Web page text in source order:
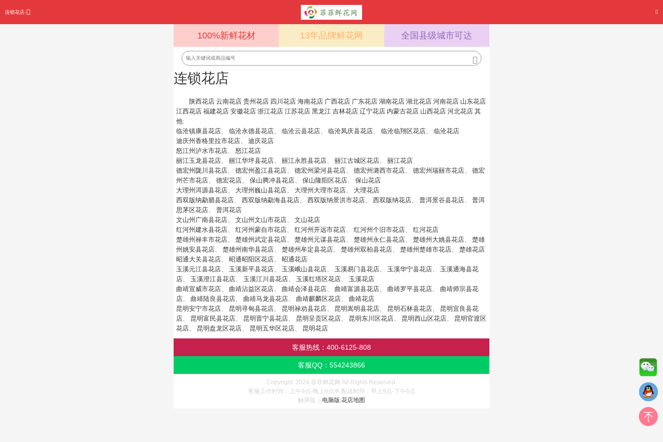
连锁花店-
100%新鲜花材 13年品牌鲜花网 全国县级城市可达
连锁花店
陕西花店 云南花店 贵州花店 四川花店 海南花店 广西花店 广东花店 湖南花店 湖北花店 河南花店 山东花店
江西花店 福建花店 安徽花店 浙江花店 江苏花店 黑龙江 吉林花店 辽宁花店 内蒙古花店 山西花店 河北花店 其
他:
临沧镇康县花店、 临沧永德县花店、 临沧云县花店、 临沧凤庆县花店、 临沧临翔区花店、 临沧花店
迪庆州香格里拉市花店、 迪庆花店
怒江州泸水市花店、 怒江花店
丽江玉龙县花店、 丽江华坪县花店、 丽江永胜县花店、 丽江古城区花店、 丽江花店
德宏州陇川县花店、 德宏州盈江县花店、 德宏州梁河县花店、 德宏州潞西市花店、 德宏州瑞丽市花店、 德宏
州芒市花店、 德宏花店、 保山腾冲县花店、 保山隆阳区花店、 保山花店
大理州洱源县花店、 大理州巍山县花店、 大理州大理市花店、 大理花店
西双版纳勐腊县花店、 西双版纳勐海县花店、 西双版纳景洪市花店、 西双版纳花店、 普洱景谷县花店、 普洱
思茅区花店、 普洱花店
文山州广南县花店、 文山州文山市花店、 文山花店
红河州建水县花店、 红河州蒙自市花店、 红河州开远市花店、 红河州个旧市花店、 红河花店
楚雄州禄丰市花店、 楚雄州武定县花店、 楚雄州元谋县花店、 楚雄州永仁县花店、 楚雄州大姚县花店、 楚雄
州姚安县花店、 楚雄州南华县花店、 楚雄州牟定县花店、 楚雄州双柏县花店、 楚雄州楚雄市花店、 楚雄花店
昭通大关县花店、 昭通昭阳区花店、 昭通花店
玉溪元江县花店、 玉溪新平县花店、 玉溪峨山县花店、 玉溪易门县花店、 玉溪华宁县花店、 玉溪通海县花
店、 玉溪澄江县花店、 玉溪江川县花店、 玉溪红塔区花店、 玉溪花店
曲靖宣威市花店、 曲靖沾益区花店、 曲靖会泽县花店、 曲靖富源县花店、 曲靖罗平县花店、 曲靖师宗县花
店、 曲靖陆良县花店、 曲靖马龙县花店、 曲靖麒麟区花店、 曲靖花店
昆明安宁市花店、 昆明寻甸县花店、 昆明禄劝县花店、 昆明嵩明县花店、 昆明石林县花店、 昆明宜良县花
店、 昆明富民县花店、 昆明晋宁县花店、 昆明呈贡区花店、 昆明东川区花店、 昆明西山区花店、 昆明官渡区
花店、 昆明盘龙区花店、 昆明五华区花店、 昆明花店
客服热线： 400-6125-808
客服QQ： 554243866
Copyright 2024 菲菲鲜花网 All Rights Reserved.
客服工作时间：上午9点-晚上9点半 配送时间：早上9点-下午6点
触屏版
电脑版 花店地图